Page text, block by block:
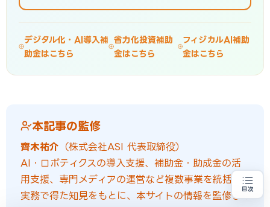
デジタル化・AI導入補
助金はこちら
省力化投資補助
金はこちら
フィジカルAI補助
金はこちら
本記事の監修
齊木祐介 （株式会社ASI 代表取締役）
AI・ロボティクスの導入支援、補助金・助成金の活
用支援、専門メディアの運営など複数事業を統括。
実務で得た知見をもとに、本サイトの情報を監修して
目次
売上100億円を目指す方 地域・業種から選べる